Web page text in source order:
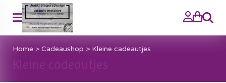
Zoeken
Home > Cadeaushop > Kleine cadeautjes